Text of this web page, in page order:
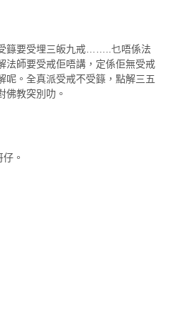
籙要受埋三皈九戒……..乜唔係法
法師要受戒佢唔講，定係佢無受戒
呢。全真派受戒不受籙，點解三五
佛教突別叻。
。